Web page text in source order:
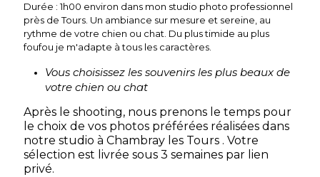
Durée : 1h00 environ dans mon studio photo professionnel
près de Tours. Un ambiance sur mesure et sereine, au
rythme de votre chien ou chat. Du plus timide au plus
foufou je m'adapte à tous les caractères.
Vous choisissez les souvenirs les plus beaux de
votre chien ou chat
Après le shooting, nous prenons le temps pour
le choix de vos photos préférées réalisées dans
notre studio à Chambray les Tours . Votre
sélection est livrée sous 3 semaines par lien
privé.